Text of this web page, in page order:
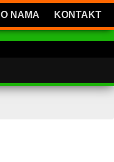
O NAMA KONTAKT